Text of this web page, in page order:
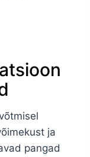
ja
pangad